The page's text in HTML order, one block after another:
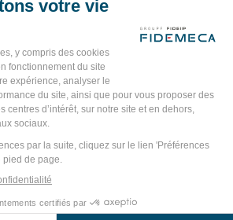
Tél :02 52 56 08 75
contact@fidemeca.com
SUIVEZ-NOUS SUR